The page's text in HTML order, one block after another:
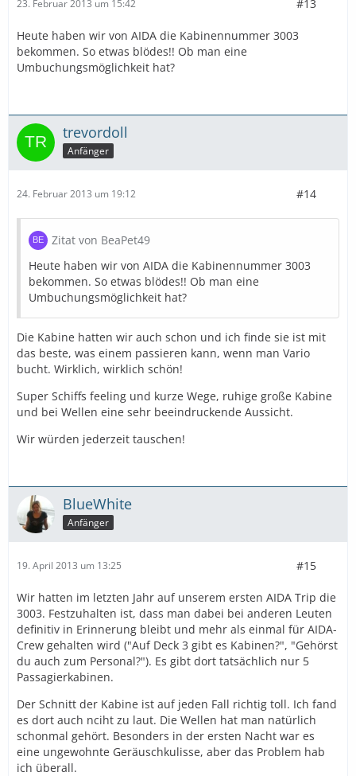
23. Februar 2013 um 15:42 #13
Heute haben wir von AIDA die Kabinennummer 3003
bekommen. So etwas blödes!! Ob man eine
Umbuchungsmöglichkeit hat?
trevordoll
Anfänger
24. Februar 2013 um 19:12 #14
Zitat von BeaPet49
Heute haben wir von AIDA die Kabinennummer 3003
bekommen. So etwas blödes!! Ob man eine
Umbuchungsmöglichkeit hat?
Die Kabine hatten wir auch schon und ich finde sie ist mit
das beste, was einem passieren kann, wenn man Vario
bucht. Wirklich, wirklich schön!
Super Schiffs feeling und kurze Wege, ruhige große Kabine
und bei Wellen eine sehr beeindruckende Aussicht.
Wir würden jederzeit tauschen!
BlueWhite
Anfänger
19. April 2013 um 13:25 #15
Wir hatten im letzten Jahr auf unserem ersten AIDA Trip die
3003. Festzuhalten ist, dass man dabei bei anderen Leuten
definitiv in Erinnerung bleibt und mehr als einmal für AIDA-
Crew gehalten wird ("Auf Deck 3 gibt es Kabinen?", "Gehörst
du auch zum Personal?"). Es gibt dort tatsächlich nur 5
Passagierkabinen.
Der Schnitt der Kabine ist auf jeden Fall richtig toll. Ich fand
es dort auch nciht zu laut. Die Wellen hat man natürlich
schonmal gehört. Besonders in der ersten Nacht war es
eine ungewohnte Geräuschkulisse, aber das Problem hab
ich überall.